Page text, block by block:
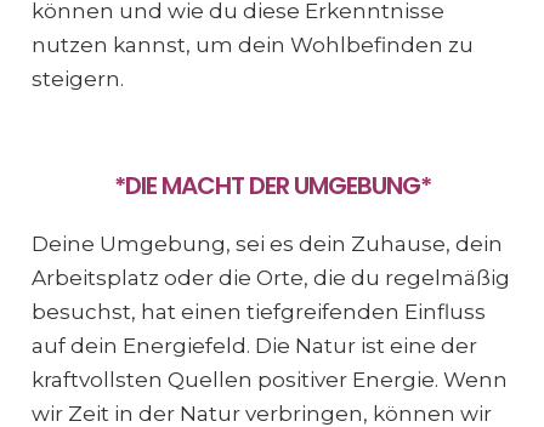
können und wie du diese Erkenntnisse
nutzen kannst, um dein Wohlbefinden zu
steigern.
*DIE MACHT DER UMGEBUNG*
Deine Umgebung, sei es dein Zuhause, dein
Arbeitsplatz oder die Orte, die du regelmäßig
besuchst, hat einen tiefgreifenden Einfluss
auf dein Energiefeld. Die Natur ist eine der
kraftvollsten Quellen positiver Energie. Wenn
wir Zeit in der Natur verbringen, können wir